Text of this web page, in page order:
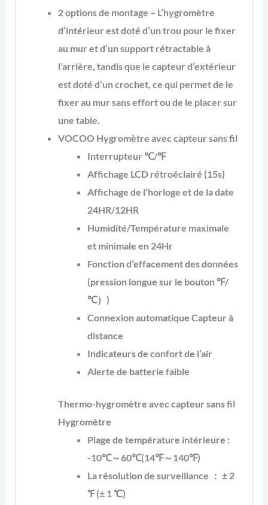
2 options de montage – L’hygromètre
d’intérieur est doté d’un trou pour le fixer
au mur et d’un support rétractable à
l’arrière, tandis que le capteur d’extérieur
est doté d’un crochet, ce qui permet de le
fixer au mur sans effort ou de le placer sur
une table.
VOCOO Hygromètre avec capteur sans fil
Interrupteur ℃/℉
Affichage LCD rétroéclairé (15s)
Affichage de l’horloge et de la date
24HR/12HR
Humidité/Température maximale
et minimale en 24Hr
Fonction d’effacement des données
(pression longue sur le bouton ℉/
℃）)
Connexion automatique Capteur à
distance
Indicateurs de confort de l’air
Alerte de batterie faible
Thermo-hygromètre avec capteur sans fil
Hygromètre
Plage de température intérieure :
-10℃～60℃(14℉～140℉)
La résolution de surveillance ： ± 2
℉ (± 1 ℃)